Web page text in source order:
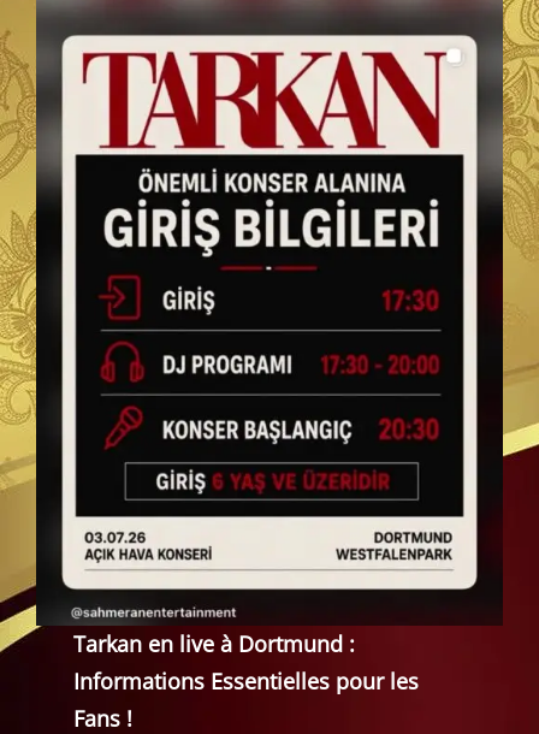
Tarkan en live à Dortmund :
Informations Essentielles pour les
Fans !